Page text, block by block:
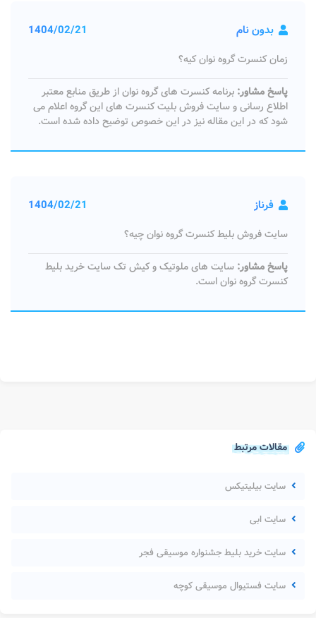
مقالات مرتبط
سایت بیلیتیکس
سایت ابی
سایت خرید بلیط جشنواره موسیقی فجر
سایت فستیوال موسیقی کوچه
بدون نام 1404/02/21
زمان کنسرت گروه نوان کیه؟
پاسخ مشاور: برنامه کنسرت های گروه نوان از طریق منابع معتبر
اطلاع رسانی و سایت فروش بلیت کنسرت های این گروه اعلام می
شود که در این مقاله نیز در این خصوص توضیح داده شده است.
فرناز 1404/02/21
سایت فروش بلیط کنسرت گروه نوان چیه؟
پاسخ مشاور: سایت های ملوتیک و کیش تک سایت خرید بلیط
کنسرت گروه نوان​​​​​​​ است.